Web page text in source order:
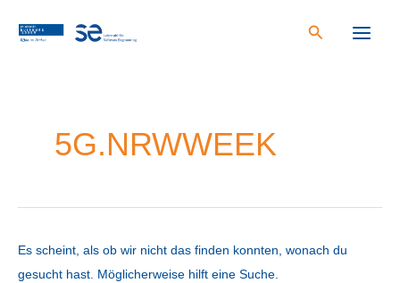
Inhalt
5G.NRWWEEK
Es scheint, als ob wir nicht das finden konnten, wonach du
gesucht hast. Möglicherweise hilft eine Suche.